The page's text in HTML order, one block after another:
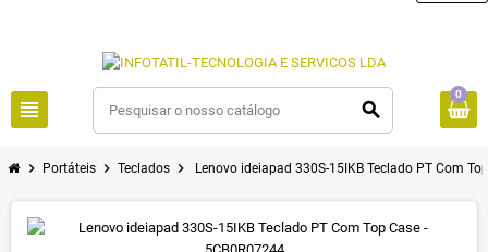
view_headline search
0
chevron_right Portáteis chevron_right Teclados chevron_right Lenovo ideiapad 330S-15IKB Teclado PT Com